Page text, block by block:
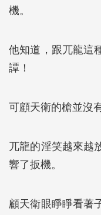
機。
他知道，跟兀龍這
譚！
可顧天衛的槍並沒
兀龍的淫笑越來越
響了扳機。
顧天衛眼睜睜看著